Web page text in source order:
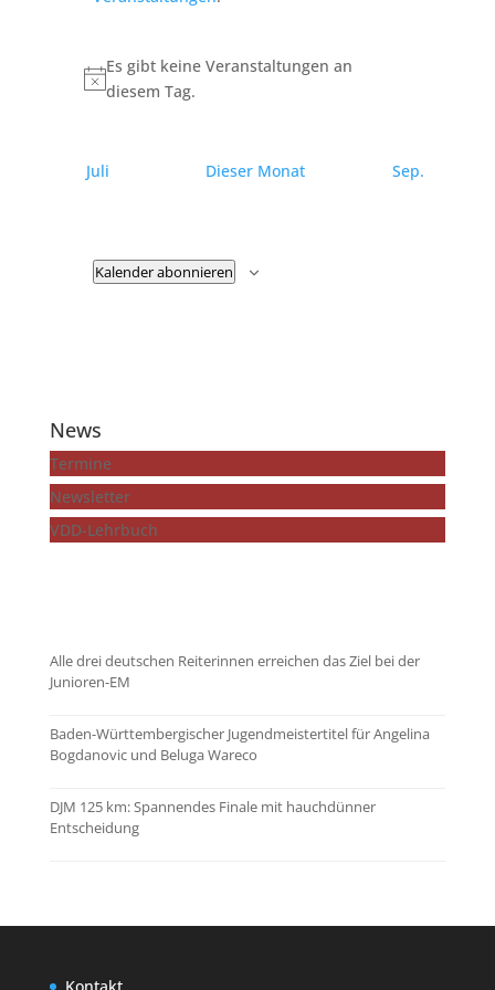
Hinweis
Es gibt keine Veranstaltungen an
diesem Tag.
Juli Dieser Monat Sep.
Kalender abonnieren
News
Termine
Newsletter
VDD-Lehrbuch
Alle drei deutschen Reiterinnen erreichen das Ziel bei der
Junioren-EM
Baden-Württembergischer Jugendmeistertitel für Angelina
Bogdanovic und Beluga Wareco
DJM 125 km: Spannendes Finale mit hauchdünner
Entscheidung